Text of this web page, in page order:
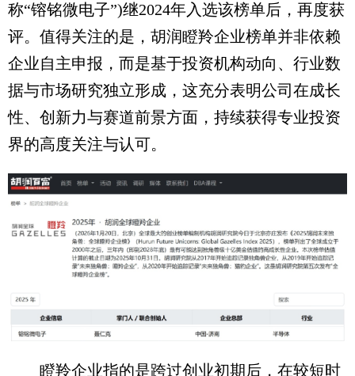
称“镕铭微电子”)继2024年入选该榜单后，再度获
评。值得关注的是，胡润瞪羚企业榜单并非依赖
企业自主申报，而是基于投资机构动向、行业数
据与市场研究独立形成，这充分表明公司在成长
性、创新力与赛道前景方面，持续获得专业投资
界的高度关注与认可。
瞪羚企业指的是跨过创业初期后，在较短时